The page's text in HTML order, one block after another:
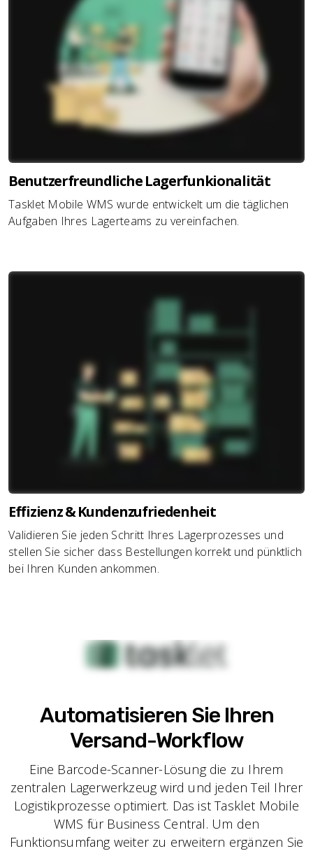
Benutzerfreundliche Lagerfunkionalität
Tasklet Mobile WMS wurde entwickelt um die täglichen
Aufgaben Ihres Lagerteams zu vereinfachen.
Effizienz & Kundenzufriedenheit
Validieren Sie jeden Schritt Ihres Lagerprozesses und
stellen Sie sicher dass Bestellungen korrekt und pünktlich
bei Ihren Kunden ankommen.
Automatisieren Sie Ihren
Versand-Workflow
Eine Barcode-Scanner-Lösung die zu Ihrem
zentralen Lagerwerkzeug wird und jeden Teil Ihrer
Logistikprozesse optimiert. Das ist Tasklet Mobile
WMS für Business Central. Um den
Funktionsumfang weiter zu erweitern ergänzen Sie